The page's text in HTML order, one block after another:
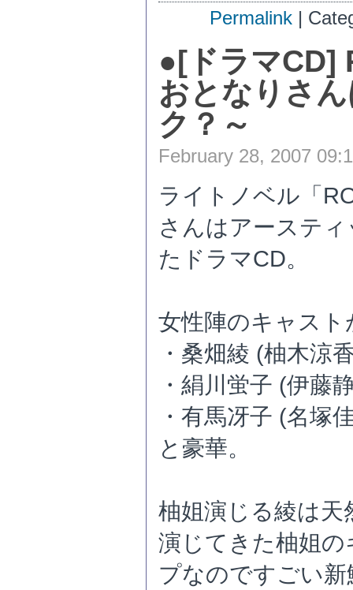
Permalink |
●[ドラマCD]
おとなりさ
ク？～
February 28, 2007
ライトノベル「
さんはアーステ
たドラマCD。
女性陣のキャスト
・桑畑綾 (柚木涼
・絹川蛍子 (伊藤
・有馬冴子 (名塚
と豪華。
柚姐演じる綾は
演じてきた柚姐
プなのですごい